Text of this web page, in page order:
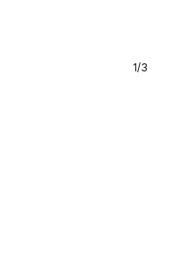
1/3